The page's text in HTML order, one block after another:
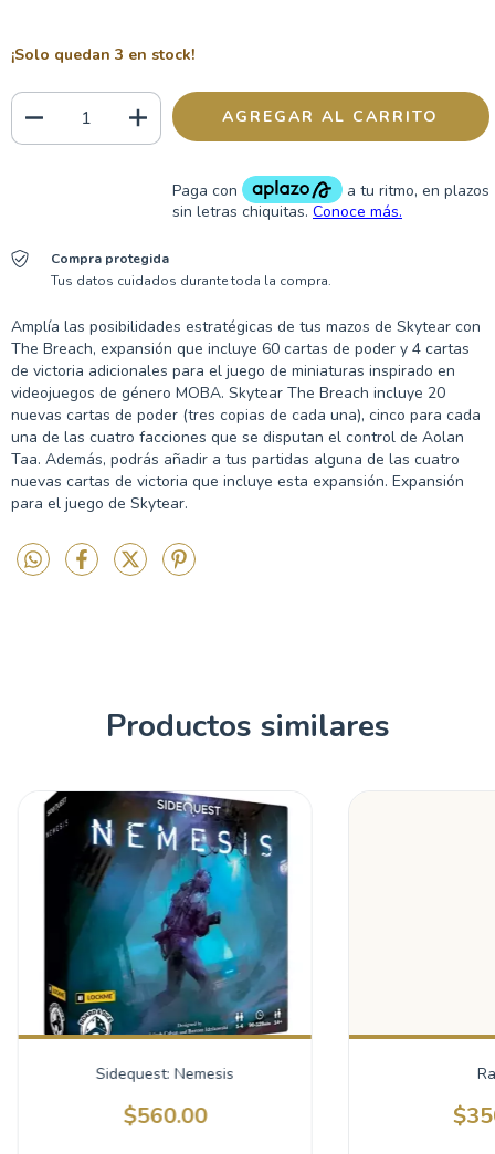
¡Solo quedan 3 en stock!
Compra protegida
Tus datos cuidados durante toda la compra.
Amplía las posibilidades estratégicas de tus mazos de Skytear con
The Breach, expansión que incluye 60 cartas de poder y 4 cartas
de victoria adicionales para el juego de miniaturas inspirado en
videojuegos de género MOBA. Skytear The Breach incluye 20
nuevas cartas de poder (tres copias de cada una), cinco para cada
una de las cuatro facciones que se disputan el control de Aolan
Taa. Además, podrás añadir a tus partidas alguna de las cuatro
nuevas cartas de victoria que incluye esta expansión. Expansión
para el juego de Skytear.
Productos similares
Sidequest: Nemesis
$560.00